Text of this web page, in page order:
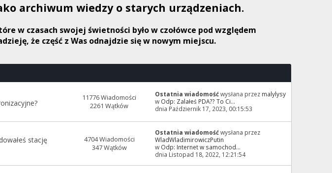
archiwum wiedzy o starych urządzeniach.
w czasach swojej świetności było w czołówce pod względem
że część z Was odnajdzie się w nowym miejscu.
11776 Wiadomości
2261 Wątków
Ostatnia wiadomośćwysłana przez malylysy
w Odp: Zalałeś PDA?? To Ci...
dnia Październik 17, 2023, 00:15:53
stację
4704 Wiadomości
347 Wątków
Ostatnia wiadomośćwysłana przez
WladWladimirowiczPutin
w Odp: Internet w samochod...
dnia Listopad 18, 2022, 12:21:54